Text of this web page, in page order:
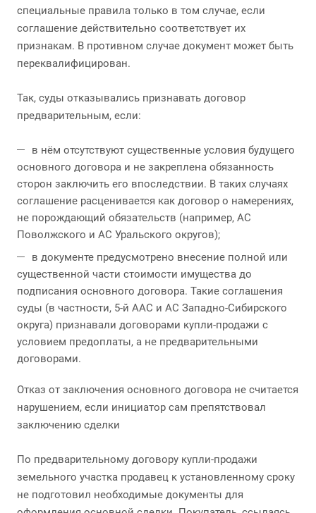
специальные правила только в том случае, если
соглашение действительно соответствует их
признакам. В противном случае документ может быть
переквалифицирован.
Так, суды отказывались признавать договор
предварительным, если:
в нём отсутствуют существенные условия будущего
основного договора и не закреплена обязанность
сторон заключить его впоследствии. В таких случаях
соглашение расценивается как договор о намерениях,
не порождающий обязательств (например, АС
Поволжского и АС Уральского округов);
в документе предусмотрено внесение полной или
существенной части стоимости имущества до
подписания основного договора. Такие соглашения
суды (в частности, 5-й ААС и АС Западно-Сибирского
округа) признавали договорами купли-продажи с
условием предоплаты, а не предварительными
договорами.
Отказ от заключения основного договора не считается
нарушением, если инициатор сам препятствовал
заключению сделки
По предварительному договору купли-продажи
земельного участка продавец к установленному сроку
не подготовил необходимые документы для